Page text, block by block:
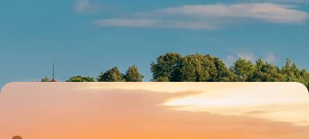
Suivre l’Unesco dans son appréciation du patrimoine de Vilnius, Riga et
Tallinn : exceptionnel !
Lifestyles nordiques & vents nouveaux - En train et
en ferry autour de la Baltique